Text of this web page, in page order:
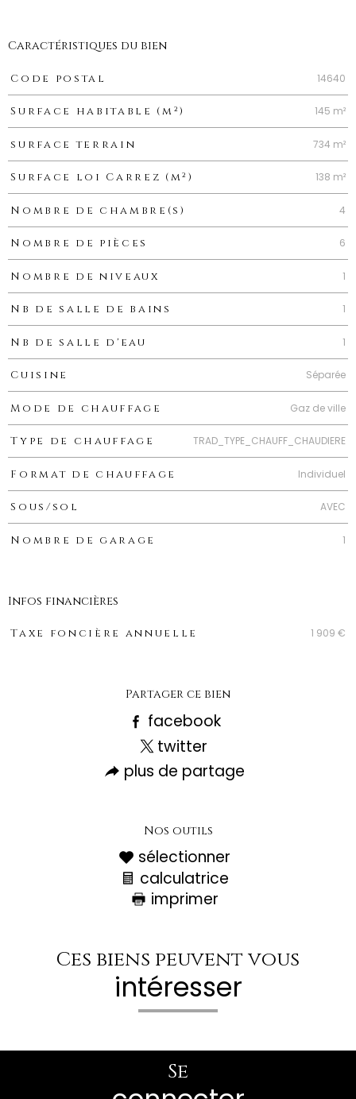
Caractéristiques du bien
Caractéristiques Valeurs
Code postal 14640
Surface habitable (m²) 145 m²
surface terrain 734 m²
Surface loi Carrez (m²) 138 m²
Nombre de chambre(s) 4
Nombre de pièces 6
Nombre de niveaux 1
Nb de salle de bains 1
Nb de salle d'eau 1
Cuisine Séparée
Mode de chauffage Gaz de ville
Type de chauffage TRAD_TYPE_CHAUFF_CHAUDIERE
Format de chauffage Individuel
Sous/sol AVEC
Nombre de garage 1
Infos financières
Caractéristiques Valeurs
Taxe foncière annuelle 1 909 €
Partager ce bien
facebook
twitter
plus de partage
Nos outils
sélectionner
calculatrice
imprimer
Ces biens peuvent vous
intéresser
Se